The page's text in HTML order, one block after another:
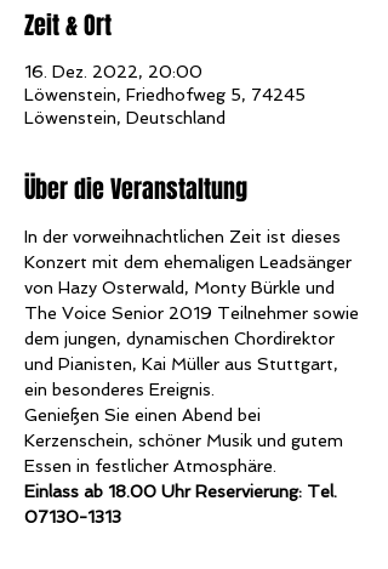
Zeit & Ort
16. Dez. 2022, 20:00
Löwenstein, Friedhofweg 5, 74245
Löwenstein, Deutschland
Über die Veranstaltung
In der vorweihnachtlichen Zeit ist dieses
Konzert mit dem ehemaligen Leadsänger
von Hazy Osterwald, Monty Bürkle und
The Voice Senior 2019 Teilnehmer sowie
dem jungen, dynamischen Chordirektor
und Pianisten, Kai Müller aus Stuttgart,
ein besonderes Ereignis.
Genießen Sie einen Abend bei
Kerzenschein, schöner Musik und gutem
Essen in festlicher Atmosphäre.
Einlass ab 18.00 Uhr Reservierung: Tel.
07130-1313